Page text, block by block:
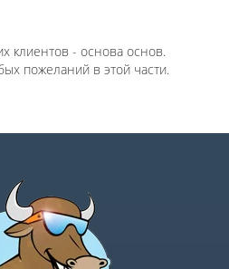
клиентов - основа основ.
пожеланий в этой части.